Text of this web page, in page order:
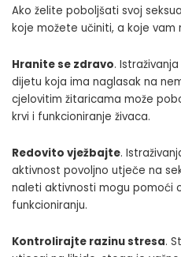
Ako želite poboljšati svoj
koje možete učiniti, a koje vam
Hranite se zdravo.
dijetu koja ima naglasak na
cjelovitim žitaricama može
krvi i funkcioniranje živaca.
Redovito vježbajte.
aktivnost povoljno utječe na
naleti aktivnosti mogu pomoći
funkcioniranju.
Kontrolirajte razinu stresa.